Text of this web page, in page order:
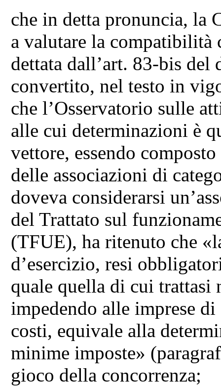
che in detta pronuncia, la
a valutare la
dettata dall’art. 83-bis
convertito, nel testo in
che l’Osservatorio sulle
alle cui determinazioni è
vettore, essendo
delle associazioni di
doveva considerarsi
del Trattato sul
(TFUE), ha ritenuto che
d’esercizio, resi
quale quella di cui
impedendo alle imprese
costi, equivale alla
minime imposte»
gioco della concorrenza;